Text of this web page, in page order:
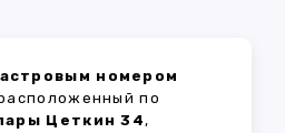
номером
по
Цеткин 34,